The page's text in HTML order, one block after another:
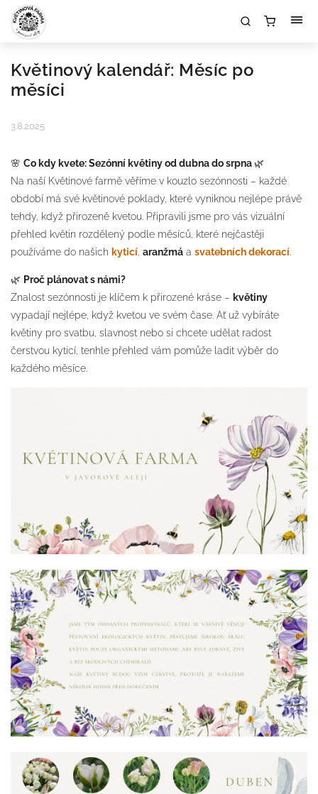
Květinový kalendář: Měsíc po
měsíci
3.8.2025
🌸 Co kdy kvete: Sezónní květiny od dubna do srpna🌿
Na naší Květinové farmě věříme v kouzlo sezónnosti – každé
období má své květinové poklady, které vyniknou nejlépe právě
tehdy, když přirozeně kvetou. Připravili jsme pro vás vizuální
přehled květin rozdělený podle měsíců, které nejčastěji
používáme do našich kyticí aranžmá a svatebních dekorací
🌿 Proč plánovat s námi?
Znalost sezónnosti je klíčem k přirozené kráse – květiny
vypadají nejlépe, když kvetou ve svém čase. Ať už vybíráte
květiny pro svatbu, slavnost nebo si chcete udělat radost
čerstvou kyticí, tenhle přehled vám pomůže ladit výběr do
každého měsíce.